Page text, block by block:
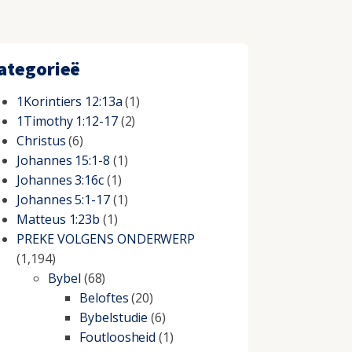
1Korintiers 12:13a(1)
1Timothy 1:12-17(2)
Christus(6)
Johannes 15:1-8 (1)
Johannes 3:16c(1)
Johannes 5:1-17(1)
Matteus 1:23b (1)
PREKE VOLGENS ONDERWERP
(1,194)
Bybel (68)
Beloftes(20)
Bybelstudie (6)
Foutloosheid (1)